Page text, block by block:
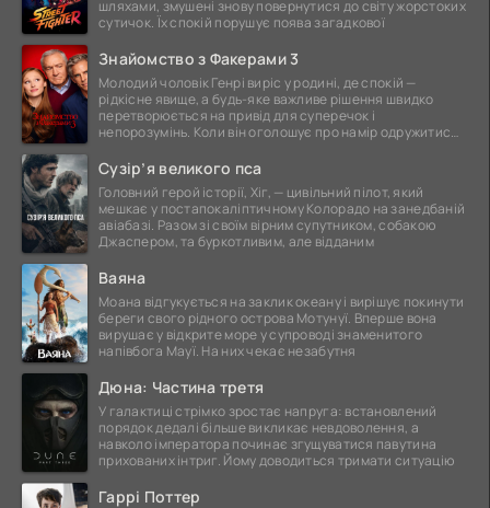
шляхами, змушені знову повернутися до світу жорстоких
сутичок. Їх спокій порушує поява загадкової
Знайомство з Факерами 3
Молодий чоловік Генрі виріс у родині, де спокій —
рідкісне явище, а будь-яке важливе рішення швидко
перетворюється на привід для суперечок і
непорозумінь. Коли він оголошує про намір одружитися,
Сузір’я великого пса
Головний герой історії, Хіг, — цивільний пілот, який
мешкає у постапокаліптичному Колорадо на занедбаній
авіабазі. Разом зі своїм вірним супутником, собакою
Джаспером, та буркотливим, але відданим
Ваяна
Моана відгукується на заклик океану і вирішує покинути
береги свого рідного острова Мотунуї. Вперше вона
вирушає у відкрите море у супроводі знаменитого
напівбога Мауї. На них чекає незабутня
Дюна: Частина третя
У галактиці стрімко зростає напруга: встановлений
порядок дедалі більше викликає невдоволення, а
навколо імператора починає згущуватися павутина
прихованих інтриг. Йому доводиться тримати ситуацію
Гаррі Поттер